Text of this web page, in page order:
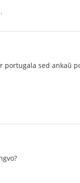
sed ankaŭ